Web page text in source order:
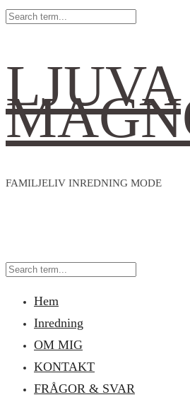
LJUVA
FAMILJELIV INREDNING MODE
Hem
Inredning
OM MIG
KONTAKT
FRÅGOR & SVAR